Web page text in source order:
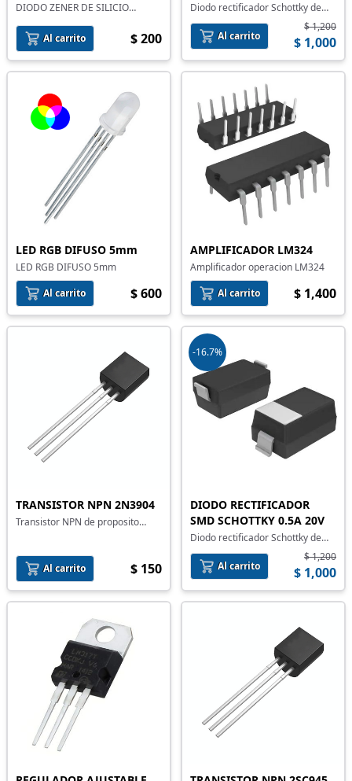
DIODO ZENER DE SILICIO
Al carrito
$ 200
Diodo rectificador Schottky de
montaje superficial
Al carrito
$ 1,200
$ 1,000
LED RGB DIFUSO 5mm
LED RGB DIFUSO 5mm
Al carrito
$ 600
AMPLIFICADOR LM324
Amplificador operacion LM324
Al carrito
$ 1,400
TRANSISTOR NPN 2N3904
Transistor NPN de proposito
Al carrito $ 150
-16.7%
DIODO RECTIFICADOR
SMD SCHOTTKY 0.5A 20V
Diodo rectificador Schottky de
montaje superficial
Al carrito
$ 1,200
$ 1,000